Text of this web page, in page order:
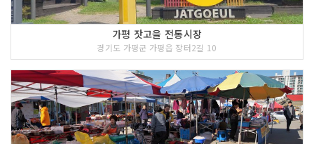
가평 잣고을 전통시장
경기도 가평군 가평읍 장터2길 10